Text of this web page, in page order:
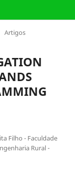
Artigos
Filho - Faculdade
Rural -